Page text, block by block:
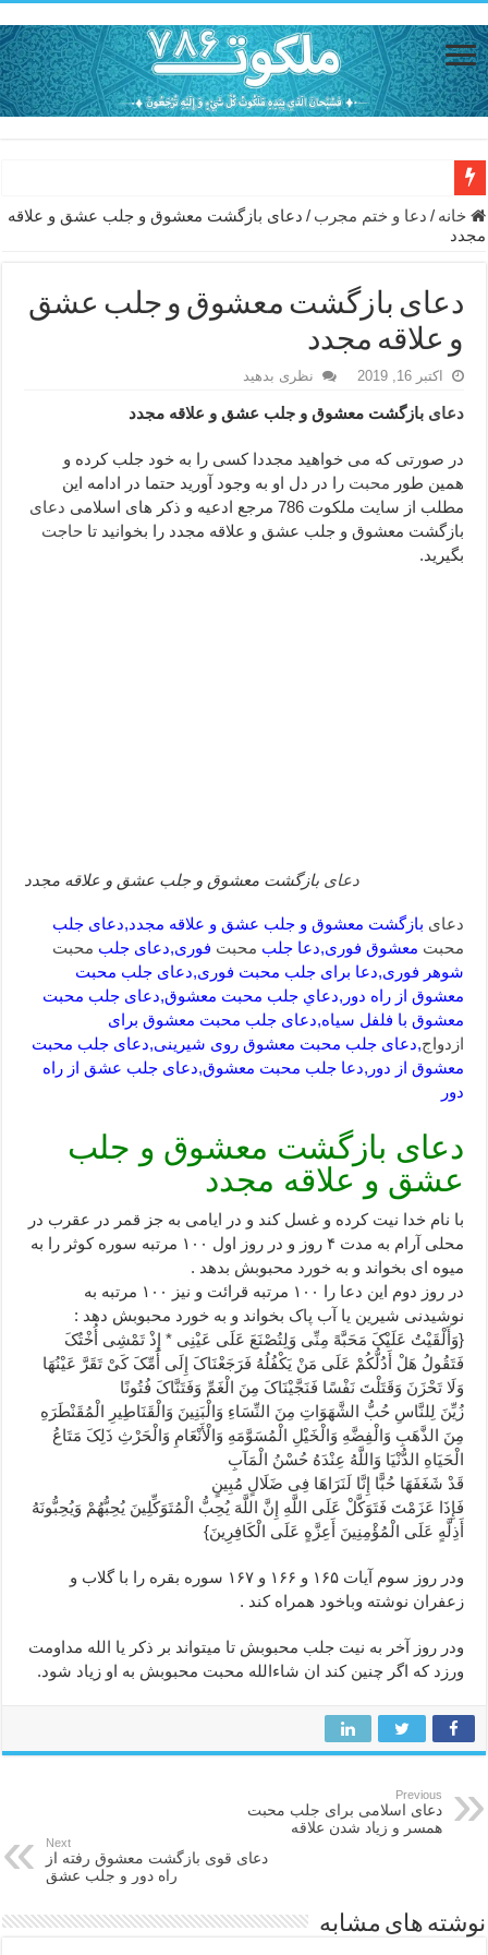
دعای حفظ جان خانواده از بلا در سفر – دعای دفع بلا در قرآن
دعا برای عاشق شدن طرف مقابل – عاشق کردن طرف مقابل از راه
دعای حفظ جان عزیزان از بلا در سفر – دعا برای رفع حوادث بد روزانه
انواع ذکرهای الهی و خواص آن – مجرب ترین ذکرها برای برآوردن
ختم سوره تکاثر برای جذب ثروت – خواص و برکات سوره تکاثر
دعا قدرت و توانمندی – دعا برای افزایش انرژی بدن و قدرت بازو
دعای ابودردا برای در امان ماندن از بلا – دعای ایمنی از سوختن
خانه / دعا و ختم مجرب / دعای بازگشت معشوق و جلب عشق و علاقه
مجدد
دعای بازگشت معشوق و جلب عشق
و علاقه مجدد
اکتبر 16, 2019 نظری بدهید
دعای بازگشت معشوق و جلب عشق و علاقه مجدد
در صورتی که می خواهید مجددا کسی را به خود جلب کرده و
همین طور محبت را در دل او به وجود آورید حتما در ادامه این
مطلب از سایت ملکوت 786 مرجع ادعیه و ذکر های اسلامی
دعای
بازگشت معشوق و جلب عشق و علاقه مجدد را بخوانید تا حاجت
بگیرید.
دعای بازگشت معشوق و جلب عشق و علاقه مجدد
دعای بازگشت معشوق و جلب عشق و علاقه مجدد,دعای جلب
محبت معشوق فوری,دعا جلب محبت فوری,دعای جلب محبت
شوهر فوری,دعا برای جلب محبت فوری,دعای جلب محبت
معشوق از راه دور,دعاي جلب محبت معشوق,دعای جلب محبت
معشوق با فلفل سیاه,دعای جلب محبت معشوق برای
ازدواج,دعای جلب محبت معشوق روی شیرینی,دعای جلب محبت
معشوق از دور,دعا جلب محبت معشوق,دعای جلب عشق از راه
دور
دعای بازگشت معشوق و جلب
عشق و علاقه مجدد
با نام خدا نیت کرده و غسل کند و در ایامی به جز قمر در عقرب در
محلی آرام به مدت ۴ روز و در روز اول ۱۰۰ مرتبه سوره کوثر را به
میوه ای بخواند و به خورد محبوبش بدهد .
در روز دوم این دعا را ۱۰۰ مرتبه قرائت و نیز ۱۰۰ مرتبه به
نوشیدنی شیرین یا آب پاک بخواند و به خورد محبوبش دهد :
{وَأَلْقَیْتُ عَلَیْکَ مَحَبَّهً مِنِّی وَلِتُصْنَعَ عَلَى عَیْنِی * إِذْ تَمْشِی أُخْتُکَ
فَتَقُولُ هَلْ أَدُلُّکُمْ عَلَى مَنْ یَکْفُلُهُ فَرَجَعْنَاکَ إِلَى أُمِّکَ کَیْ تَقَرَّ عَیْنُهَا
وَلَا تَحْزَنَ وَقَتَلْتَ نَفْسًا فَنَجَّیْنَاکَ مِنَ الْغَمِّ وَفَتَنَّاکَ فُتُونًا
زُیِّنَ لِلنَّاسِ حُبُّ الشَّهَوَاتِ مِنَ النِّسَاءِ وَالْبَنِینَ وَالْقَنَاطِیرِ الْمُقَنْطَرَهِ
مِنَ الذَّهَبِ وَالْفِضَّهِ وَالْخَیْلِ الْمُسَوَّمَهِ وَالْأَنْعَامِ وَالْحَرْثِ ذَلِکَ مَتَاعُ
الْحَیَاهِ الدُّنْیَا وَاللَّهُ عِنْدَهُ حُسْنُ الْمَآبِ
قَدْ شَغَفَهَا حُبًّا إِنَّا لَنَرَاهَا فِی ضَلَالٍ مُبِینٍ
فَإِذَا عَزَمْتَ فَتَوَکَّلْ عَلَى اللَّهِ إِنَّ اللَّهَ یُحِبُّ الْمُتَوَکِّلِینَ یُحِبُّهُمْ وَیُحِبُّونَهُ
أَذِلَّهٍ عَلَى الْمُؤْمِنِینَ أَعِزَّهٍ عَلَى الْکَافِرِینَ}
ودر روز سوم آیات ۱۶۵ و ۱۶۶ و ۱۶۷ سوره بقره را با گلاب و
زعفران نوشته وباخود همراه کند .
ودر روز آخر به نیت جلب محبوبش تا میتواند بر ذکر یا الله مداومت
ورزد که اگر چنین کند ان شاءالله محبت محبوبش به او زیاد شود.
Previous
دعای اسلامی برای جلب محبت
همسر و زیاد شدن علاقه
Next
دعای قوی بازگشت معشوق رفته از
راه دور و جلب عشق
نوشته های مشابه